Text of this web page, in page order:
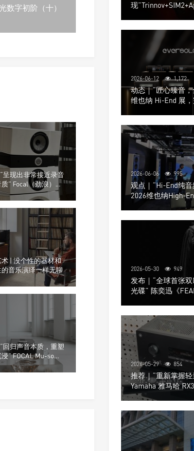
数字初阶（十）
呈现出非常接近录音
” Focal（劲浪）
Utopia EM Evo落地音
| 没个性的器材和
音乐演绎一样无聊
回归声音本质，重塑
” FOCAL Mu-so
现
2026-06-12 1,172
动态｜“匠心臻音
维也纳 Hi-End 展
2026-06-06 995
观点｜“Hi-End纯
2026维也纳High-
Trinnov Audio搭建
2026-05-30 949
发布｜“全球首张
光碟” 陈奕迅《
2026-05-29 854
推荐｜“重新掌握
Yamaha 雅马哈
大器